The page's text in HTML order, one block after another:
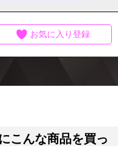
お気に入り登録
こんな商品を買っ